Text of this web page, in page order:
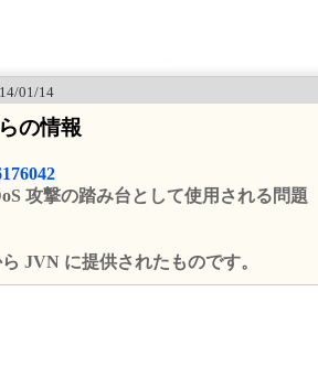
01/14
の情報
攻撃の踏み台として使用される問題
JVN に提供されたものです。